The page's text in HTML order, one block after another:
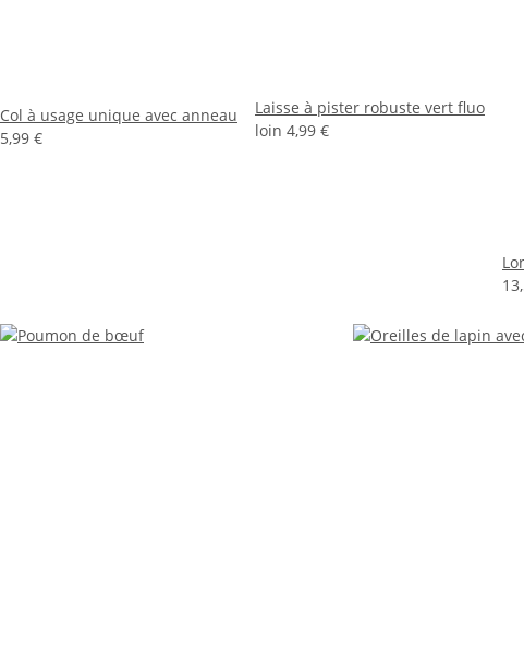
Col à usage unique avec anneau
5,99 €
Laisse à pister robuste vert fluo
loin 4,99 €